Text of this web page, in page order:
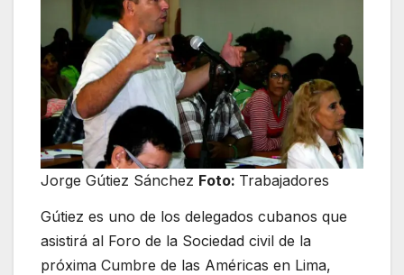
Jorge Gútiez Sánchez Foto: Trabajadores
Gútiez es uno de los delegados cubanos que
asistirá al Foro de la Sociedad civil de la
próxima Cumbre de las Américas en Lima,